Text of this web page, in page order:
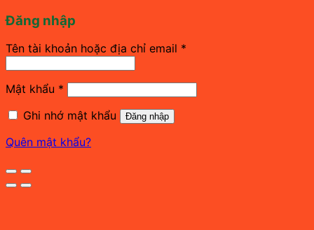
Đăng nhập
Tên tài khoản hoặc địa chỉ email *
Mật khẩu *
Ghi nhớ mật khẩu
Đăng nhập
Quên mật khẩu?